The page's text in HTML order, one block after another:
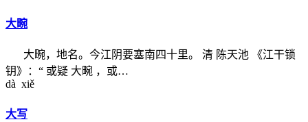
大畹
大畹，地名。今江阴要塞南四十里。 清 陈天池 《江干锁
钥》：“ 或疑 大畹 ，或…
dà xiě
大写